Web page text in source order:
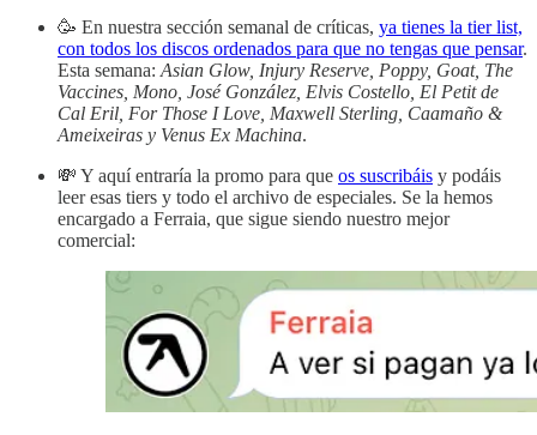
🥳 En nuestra sección semanal de críticas, ya tienes la tier list,
con todos los discos ordenados para que no tengas que pensar.
Esta semana: Asian Glow, Injury Reserve, Poppy, Goat, The
Vaccines, Mono, José González, Elvis Costello, El Petit de
Cal Eril, For Those I Love, Maxwell Sterling, Caamaño &
Ameixeiras y Venus Ex Machina.
💸 Y aquí entraría la promo para que os suscribáis y podáis
leer esas tiers y todo el archivo de especiales. Se la hemos
encargado a Ferraia, que sigue siendo nuestro mejor
comercial: